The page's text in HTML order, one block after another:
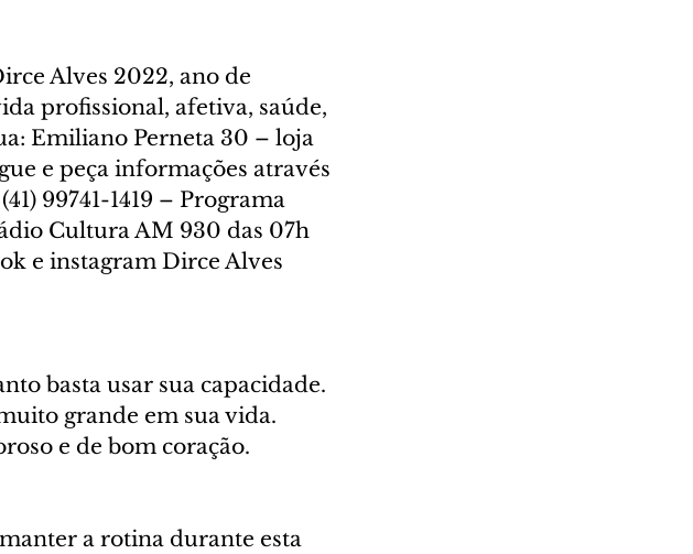
Alves 2022, ano de
profissional, afetiva, saúde,
Emiliano Perneta 30 – loja
e peça informações através
99741-1419 – Programa
Cultura AM 930 das 07h
e instagram Dirce Alves
basta usar sua capacidade.
grande em sua vida.
e de bom coração.
a rotina durante esta